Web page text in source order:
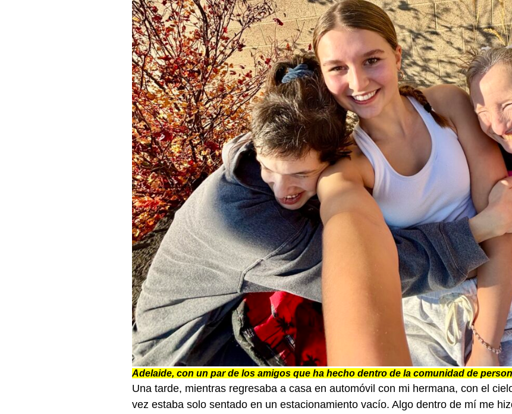
Adelaide, con un par de los amigos que ha hecho dentro de la comunidad de
Una tarde, mientras regresaba a casa en automóvil con mi hermana, con el
vez estaba solo sentado en un estacionamiento vacío. Algo dentro de mí me